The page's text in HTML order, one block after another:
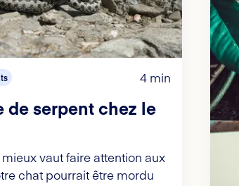
4 min
de serpent chez le
vaut faire attention aux
chat pourrait être mordu